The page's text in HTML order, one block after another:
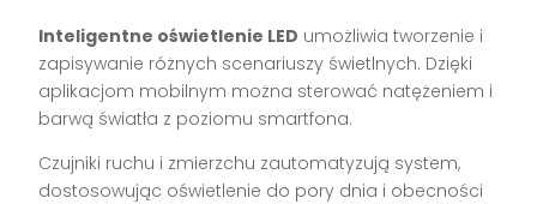
Inteligentne oświetlenie LED umożliwia tworzenie i
zapisywanie różnych scenariuszy świetlnych. Dzięki
aplikacjom mobilnym można sterować natężeniem i
barwą światła z poziomu smartfona.
Czujniki ruchu i zmierzchu zautomatyzują system,
dostosowując oświetlenie do pory dnia i obecności